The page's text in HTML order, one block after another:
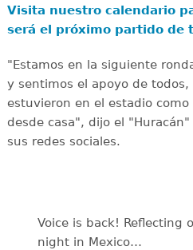
Visita nuestro calendario
será el próximo partido de
"Estamos en la siguiente
y sentimos el apoyo de
estuvieron en el estadio
desde casa", dijo el
sus redes sociales.
Voice is back! Reflecting
night in Mexico…